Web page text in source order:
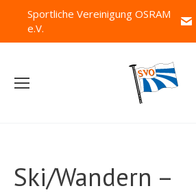
Sportliche Vereinigung OSRAM
e.V.
Ski/Wandern –